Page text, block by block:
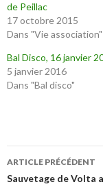
de Peillac
17 octobre 2015
Dans "Vie association"
Bal Disco, 16 janvier
5 janvier 2016
Dans "Bal disco"
Navigation
des
ARTICLE PRÉCÉDENT
Sauvetage de Volta